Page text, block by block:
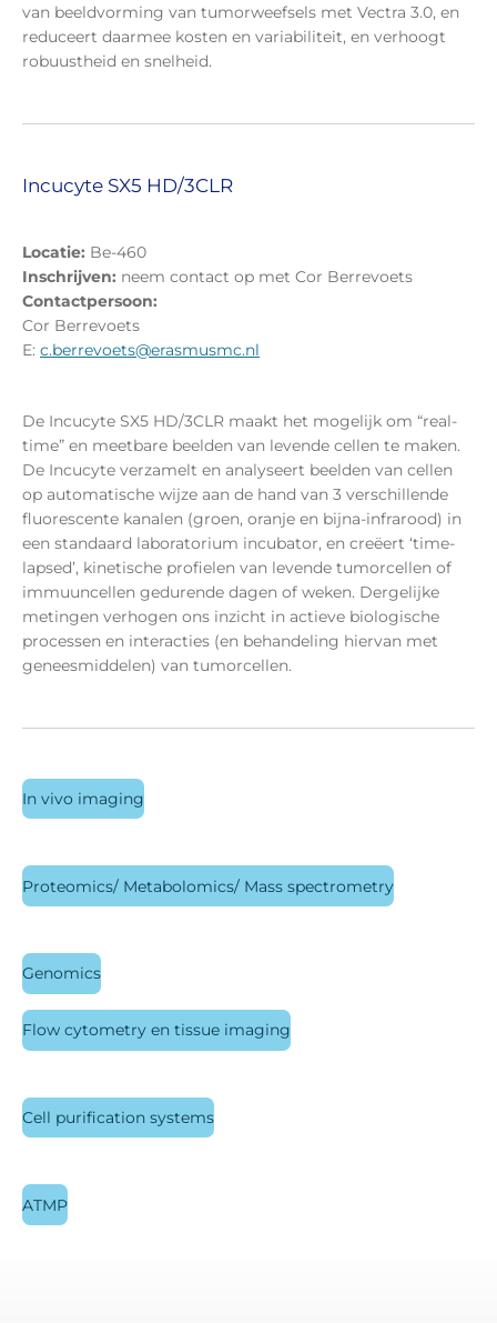
van beeldvorming van tumorweefsels met Vectra 3.0, en
reduceert daarmee kosten en variabiliteit, en verhoogt
robuustheid en snelheid.
Incucyte SX5 HD/3CLR
Locatie: Be-460
Inschrijven: neem contact op met Cor Berrevoets
Contactpersoon:
Cor Berrevoets
E: c.berrevoets@erasmusmc.nl
De Incucyte SX5 HD/3CLR maakt het mogelijk om “real-
time” en meetbare beelden van levende cellen te maken.
De Incucyte verzamelt en analyseert beelden van cellen
op automatische wijze aan de hand van 3 verschillende
fluorescente kanalen (groen, oranje en bijna-infrarood) in
een standaard laboratorium incubator, en creëert ‘time-
lapsed’, kinetische profielen van levende tumorcellen of
immuuncellen gedurende dagen of weken. Dergelijke
metingen verhogen ons inzicht in actieve biologische
processen en interacties (en behandeling hiervan met
geneesmiddelen) van tumorcellen.
In vivo imaging
Proteomics/ Metabolomics/ Mass spectrometry
Genomics
Flow cytometry en tissue imaging
Cell purification systems
ATMP